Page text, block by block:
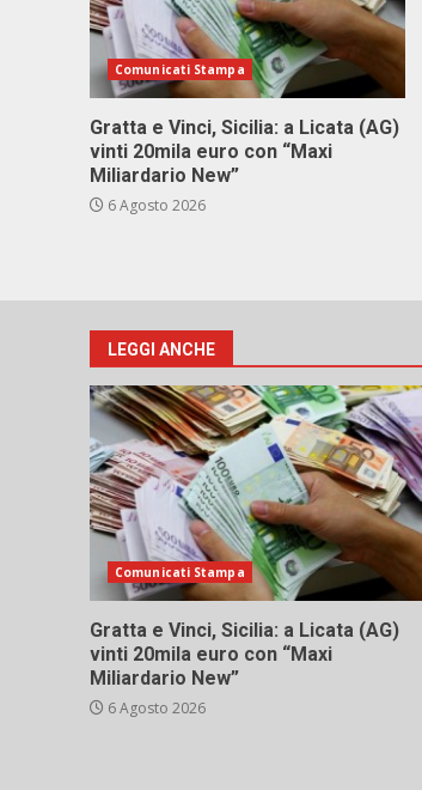
Comunicati Stampa
Gratta e Vinci, Sicilia: a Licata (AG)
vinti 20mila euro con “Maxi
Miliardario New”
6 Agosto 2026
LEGGI ANCHE
Comunicati Stampa
Gratta e Vinci, Sicilia: a Licata (AG)
vinti 20mila euro con “Maxi
Miliardario New”
6 Agosto 2026